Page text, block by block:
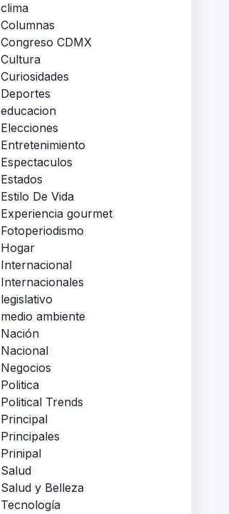
clima
Columnas
Congreso CDMX
Cultura
Curiosidades
Deportes
educacion
Elecciones
Entretenimiento
Espectaculos
Estados
Estilo De Vida
Experiencia gourmet
Fotoperiodismo
Hogar
Internacional
Internacionales
legislativo
medio ambiente
Nación
Nacional
Negocios
Politica
Political Trends
Principal
Principales
Prinipal
Salud
Salud y Belleza
Tecnología